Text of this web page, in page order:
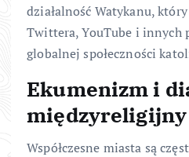
działalność Watykanu,
Twittera, YouTube i innych
globalnej społeczności
Ekumenizm i
międzyreligijny
Współczesne miasta są